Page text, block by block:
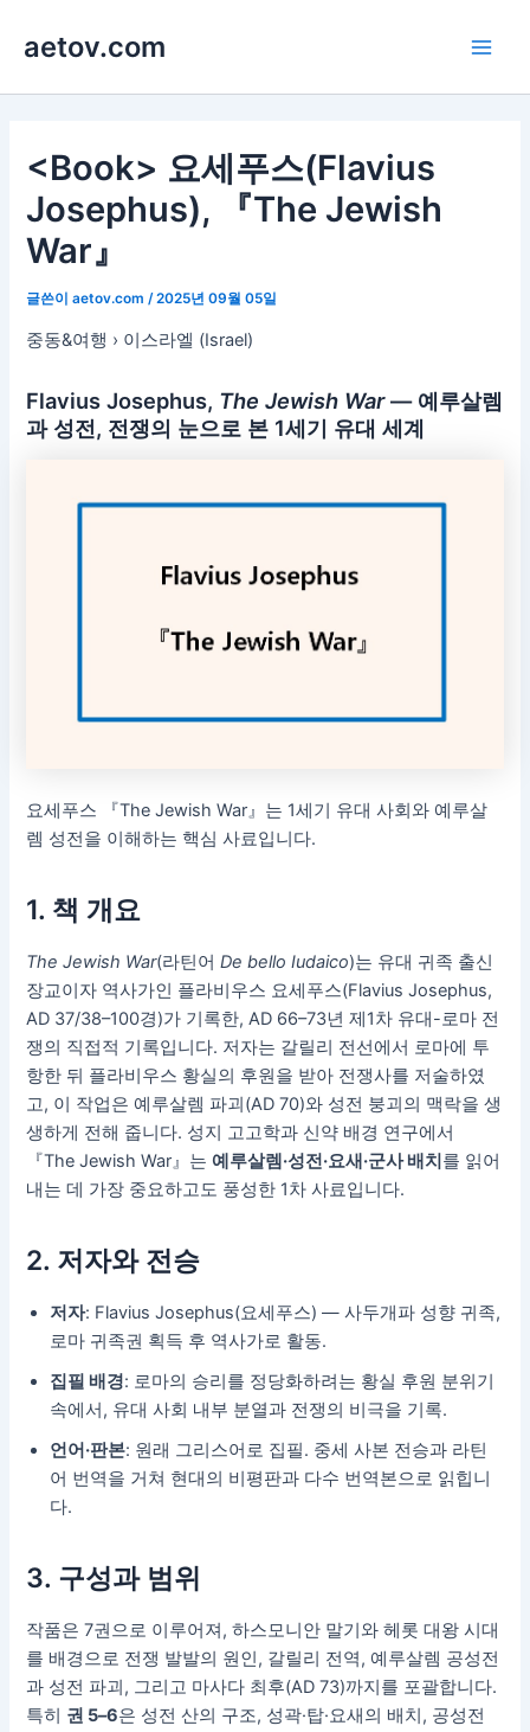
로
aetov.com
<Book> 요세푸스(Flavius
Josephus), 『The Jewish
War』
글쓴이aetov.com /2025년 09월 05일
중동&여행 › 이스라엘 (Israel)
Flavius Josephus, The Jewish War— 예루살렘
과 성전, 전쟁의 눈으로 본 1세기 유대 세계
요세푸스 『The Jewish War』는 1세기 유대 사회와 예루살
렘 성전을 이해하는 핵심 사료입니다.
1. 책 개요
The Jewish War(라틴어De bello Iudaico)는 유대 귀족 출신
장교이자 역사가인 플라비우스 요세푸스(Flavius Josephus,
AD 37/38–100경)가 기록한, AD 66–73년 제1차 유대-로마 전
쟁의 직접적 기록입니다. 저자는 갈릴리 전선에서 로마에 투
항한 뒤 플라비우스 황실의 후원을 받아 전쟁사를 저술하였
고, 이 작업은 예루살렘 파괴(AD 70)와 성전 붕괴의 맥락을 생
생하게 전해 줍니다. 성지 고고학과 신약 배경 연구에서
『The Jewish War』는예루살렘·성전·요새·군사 배치를 읽어
내는 데 가장 중요하고도 풍성한 1차 사료입니다.
2. 저자와 전승
저자: Flavius Josephus(요세푸스) — 사두개파 성향 귀족,
로마 귀족권 획득 후 역사가로 활동.
집필 배경: 로마의 승리를 정당화하려는 황실 후원 분위기
속에서, 유대 사회 내부 분열과 전쟁의 비극을 기록.
언어·판본: 원래 그리스어로 집필. 중세 사본 전승과 라틴
어 번역을 거쳐 현대의 비평판과 다수 번역본으로 읽힙니
다.
3. 구성과 범위
작품은 7권으로 이루어져, 하스모니안 말기와 헤롯 대왕 시대
를 배경으로 전쟁 발발의 원인, 갈릴리 전역, 예루살렘 공성전
과 성전 파괴, 그리고 마사다 최후(AD 73)까지를 포괄합니다.
특히 권 5–6은 성전 산의 구조, 성곽·탑·요새의 배치, 공성전